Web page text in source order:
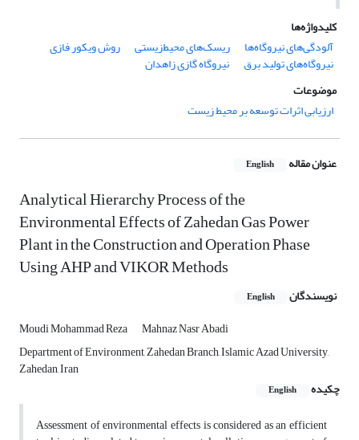
کلیدواژه‌ها
آلودگی‌‌های نیروگاه‌‌ها
ریسک‌های محیط‌‌زیستی روش ویکور فازی
نیروگاه‌‌های تولید برق
نیروگاه گازی زاهدان
موضوعات
ارزیابی اثرات توسعه بر محیط زیست
عنوان مقاله English
Analytical Hierarchy Process of the
Environmental Effects of Zahedan Gas Power
Plant in the Construction and Operation Phase
Using AHP and VIKOR Methods
نویسندگان English
Moudi Mohammad Reza
Mahnaz Nasr Abadi
Department of Environment, Zahedan Branch, Islamic Azad University,
Zahedan, Iran
چکیده
English
Assessment of environmental effects is considered as an efficient